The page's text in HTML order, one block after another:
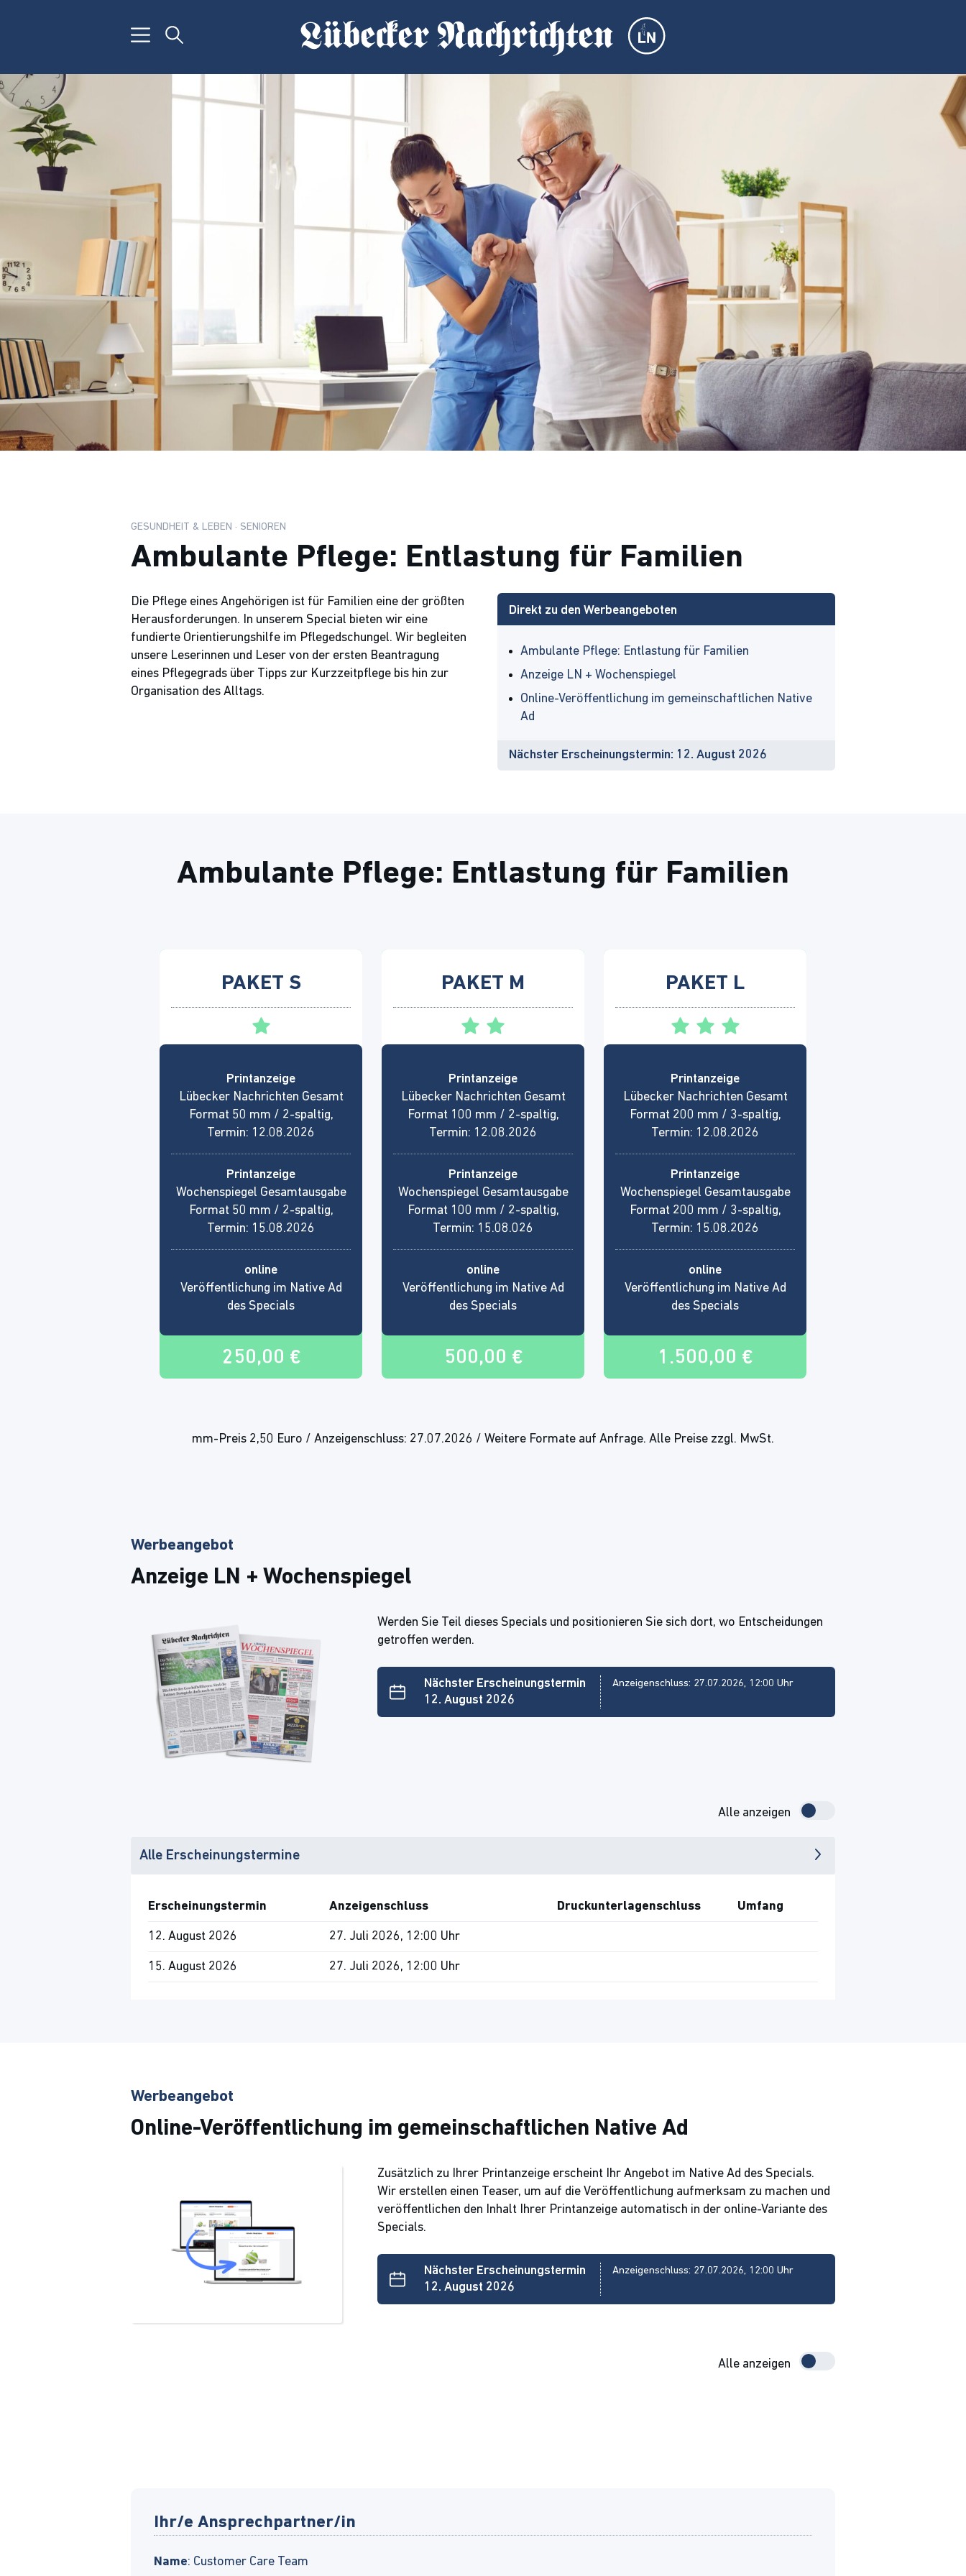
GESUNDHEIT & LEBEN · SENIOREN
Ambulante Pflege: Entlastung für Familien
Die Pflege eines Angehörigen ist für Familien eine der größten
Herausforderungen. In unserem Special bieten wir eine
fundierte Orientierungshilfe im Pflegedschungel. Wir begleiten
unsere Leserinnen und Leser von der ersten Beantragung
eines Pflegegrads über Tipps zur Kurzzeitpflege bis hin zur
Organisation des Alltags.
Direkt zu den Werbeangeboten
Ambulante Pflege: Entlastung für Familien
Anzeige LN + Wochenspiegel
Online-Veröffentlichung im gemeinschaftlichen Native
Ad
Nächster Erscheinungstermin: 12. August 2026
Ambulante Pflege: Entlastung für Familien
PAKET S
Printanzeige
Lübecker Nachrichten Gesamt
Format 50 mm / 2-spaltig,
Termin: 12.08.2026
Printanzeige
Wochenspiegel Gesamtausgabe
Format 50 mm / 2-spaltig,
Termin: 15.08.2026
online
Veröffentlichung im Native Ad
des Specials
250,00 €
PAKET M
Printanzeige
Lübecker Nachrichten Gesamt
Format 100 mm / 2-spaltig,
Termin: 12.08.2026
Printanzeige
Wochenspiegel Gesamtausgabe
Format 100 mm / 2-spaltig,
Termin: 15.08.026
online
Veröffentlichung im Native Ad
des Specials
500,00 €
PAKET L
Printanzeige
Lübecker Nachrichten Gesamt
Format 200 mm / 3-spaltig,
Termin: 12.08.2026
Printanzeige
Wochenspiegel Gesamtausgabe
Format 200 mm / 3-spaltig,
Termin: 15.08.2026
online
Veröffentlichung im Native Ad
des Specials
1.500,00 €
mm-Preis 2,50 Euro / Anzeigenschluss: 27.07.2026 / Weitere Formate auf Anfrage. Alle Preise zzgl. MwSt.
Werbeangebot
Anzeige LN + Wochenspiegel
Werden Sie Teil dieses Specials und positionieren Sie sich dort, wo Entscheidungen
getroffen werden.
Nächster Erscheinungstermin
12. August 2026
Anzeigenschluss: 27.07.2026, 12:00 Uhr
Alle anzeigen
Alle Erscheinungstermine
Erscheinungstermin Anzeigenschluss Druckunterlagenschluss Umfang
12. August 2026 27. Juli 2026, 12:00 Uhr
15. August 2026 27. Juli 2026, 12:00 Uhr
Werbeangebot
Online-Veröffentlichung im gemeinschaftlichen Native Ad
Zusätzlich zu Ihrer Printanzeige erscheint Ihr Angebot im Native Ad des Specials.
Wir erstellen einen Teaser, um auf die Veröffentlichung aufmerksam zu machen und
veröffentlichen den Inhalt Ihrer Printanzeige automatisch in der online-Variante des
Specials.
Nächster Erscheinungstermin
12. August 2026
Anzeigenschluss: 27.07.2026, 12:00 Uhr
Alle anzeigen
Ihr/e Ansprechpartner/in
Name: Customer Care Team